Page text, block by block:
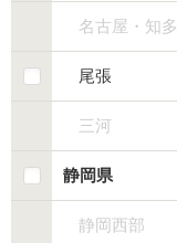
名古屋・知多
尾張
三河
静岡県
静岡西部